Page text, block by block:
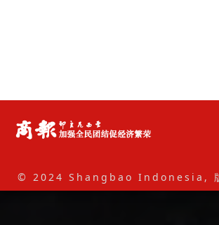
© 2024 Shangbao Indonesia,